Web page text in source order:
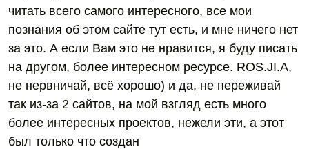
читать всего самого интересного, все мои
познания об этом сайте тут есть, и мне ничего нет
за это. А если Вам это не нравится, я буду писать
на другом, более интересном ресурсе. ROS.JI.A,
не нервничай, всё хорошо) и да, не переживай
так из-за 2 сайтов, на мой взгляд есть много
более интересных проектов, нежели эти, а этот
был только что создан